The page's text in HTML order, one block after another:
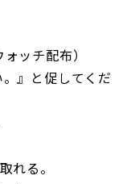
ッチ配布）
』と促してくだ
れる。